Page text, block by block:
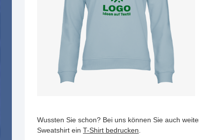
Wussten Sie schon? Bei uns können Sie auch
Sweatshirt ein T-Shirt bedrucken